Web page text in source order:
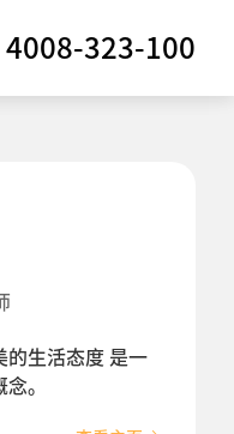
4008-323-100
的生活态度 是一
。